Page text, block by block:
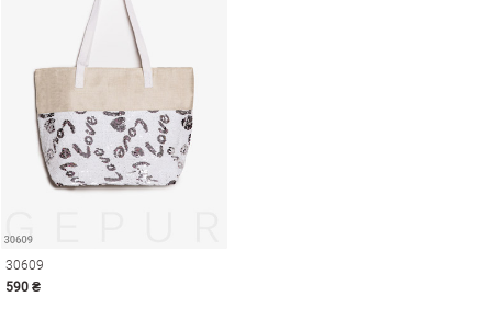
30609
590 ₴